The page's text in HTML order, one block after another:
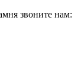
звоните нам: